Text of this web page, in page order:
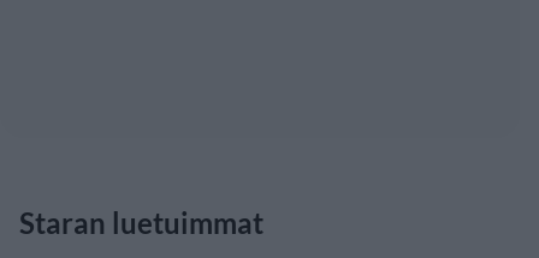
Staran luetuimmat